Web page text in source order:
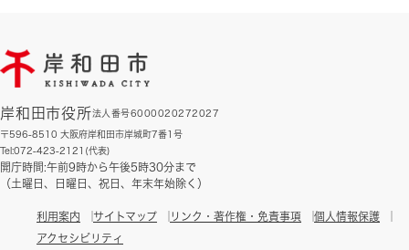
岸和田市役所法人番号6000020272027
〒596-8510 大阪府岸和田市岸城町7番1号
Tel:072-423-2121(代表)
開庁時間:午前9時から午後5時30分まで
（土曜日、日曜日、祝日、年末年始除く）
利用案内 サイトマップ リンク・著作権・免責事項
個人情報保護
アクセシビリティ